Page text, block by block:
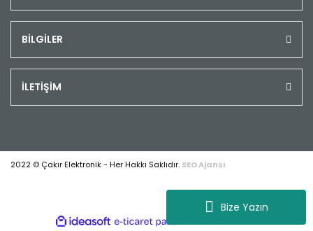
Bize Yazın
BİLGİLER
İLETİŞİM
2022 © Çakır Elektronik - Her Hakkı Saklıdır. SEO Ajansı
ideasoft